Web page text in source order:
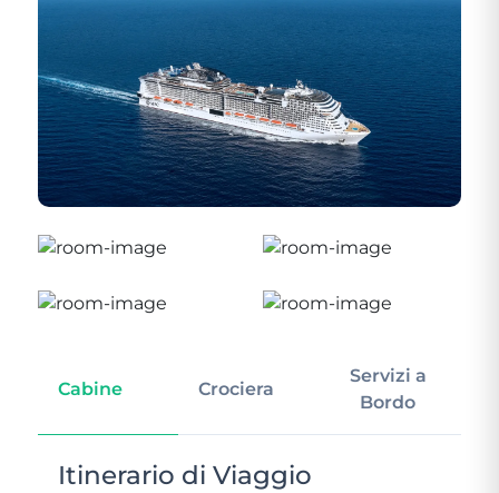
Cabine Crociera
Servizi a
Bordo
Itinerario di Viaggio